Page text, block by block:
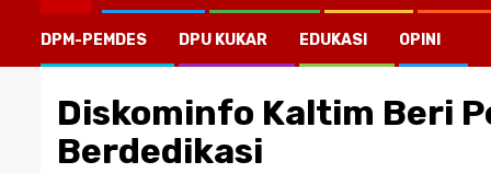
DPM-PEMDES DPU KUKAR EDUKASI OPINI
Diskominfo Kaltim Beri
Berdedikasi